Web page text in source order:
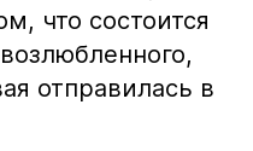
что состоится
отправилась в